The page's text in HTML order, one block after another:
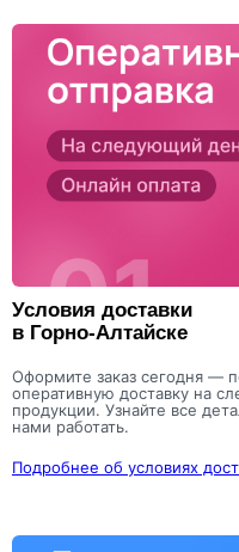
Условия доставки
в Горно-Алтайске
Оформите заказ сегодня —
оперативную доставку на
продукции. Узнайте все
нами работать.
Подробнее об условиях